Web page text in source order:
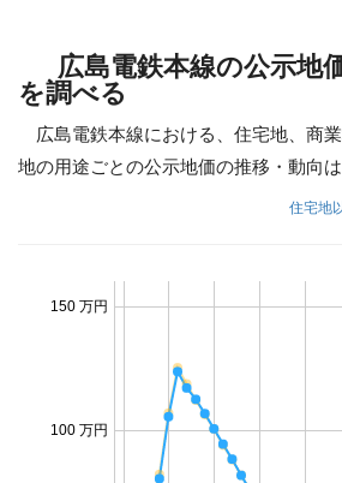
広島電鉄本線の公示地
を調べる
広島電鉄本線における、住宅地、商
地の用途ごとの公示地価の推移・動向は
住宅地
100 万円
150 万円